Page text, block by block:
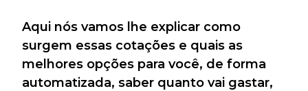
Aqui nós vamos lhe explicar como
surgem essas cotações e quais as
melhores opções para você, de forma
automatizada, saber quanto vai gastar,